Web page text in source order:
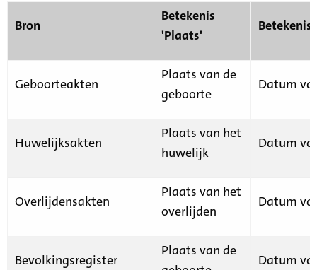
Bron
Betekenis
'Plaats'
Geboorteakten
Plaats van de
geboorte
Datum
Huwelijksakten
Plaats van het
huwelijk
Datum
Overlijdensakten
Plaats van het
overlijden
Datum
Bevolkingsregister
Plaats van de
Datum